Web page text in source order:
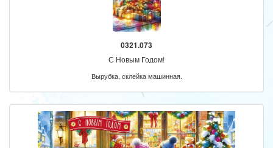
0321.073
С Новым Годом!
Вырубка, склейка машинная.